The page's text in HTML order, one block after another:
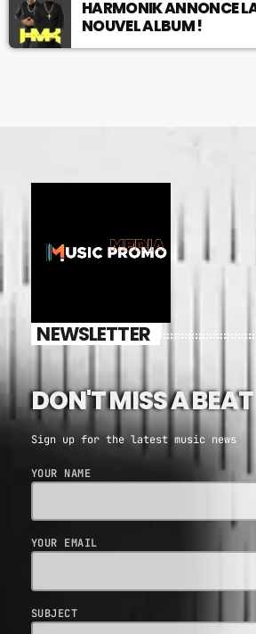
HARMONIK ANNONCE
NOUVEL ALBUM !
NEWSLETTER
DON'T MISS A BEAT
Sign up for the latest music news
YOUR NAME
YOUR EMAIL
SUBJECT